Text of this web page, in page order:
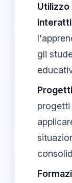
gli
progetti